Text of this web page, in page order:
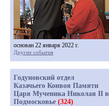
основан 22 января 2022 г.
Другие события
Годуновский отдел
Казачьего Конвоя Памяти
Царя Мученика Николая II в
Подмосковье (324)